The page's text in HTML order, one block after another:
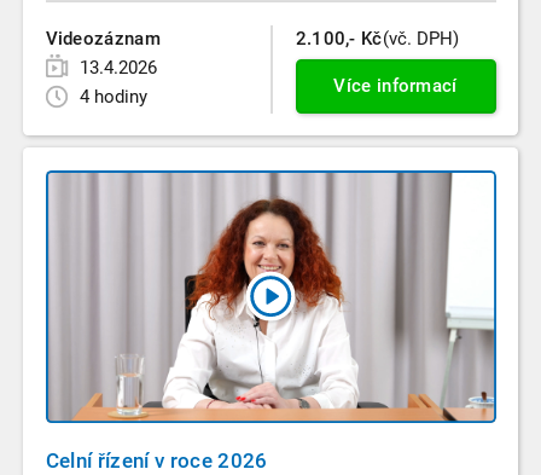
Videozáznam
13.4.2026
4 hodiny
2.100,- Kč(vč. DPH)
Více informací
Celní řízení v roce 2026